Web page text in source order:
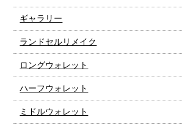
ギャラリー
ランドセルリメイク
ロングウォレット
ハーフウォレット
ミドルウォレット